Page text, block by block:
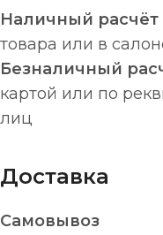
Наличный расчёт
товара или в
Безналичный
картой или по
лиц
Доставка
Самовывоз